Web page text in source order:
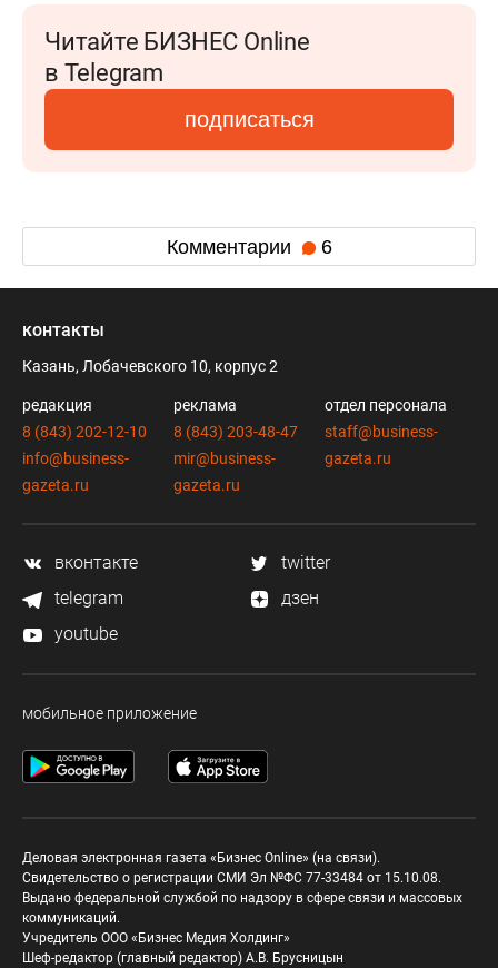
Читайте БИЗНЕС Online
в Telegram
подписаться
Комментарии 6
контакты
Казань, Лобачевского 10, корпус 2
редакция
8 (843) 202-12-10
info@business-
gazeta.ru
реклама
8 (843) 203-48-47
mir@business-
gazeta.ru
отдел персонала
staff@business-
gazeta.ru
вконтакте
twitter
telegram
дзен
youtube
мобильное приложение
Деловая электронная газета «Бизнес Online» (на связи).
Свидетельство о регистрации СМИ Эл №ФС 77-33484 от 15.10.08.
Выдано федеральной службой по надзору в сфере связи и массовых
коммуникаций.
Учредитель ООО «Бизнес Медия Холдинг»
Шеф-редактор (главный редактор) А.В. Брусницын